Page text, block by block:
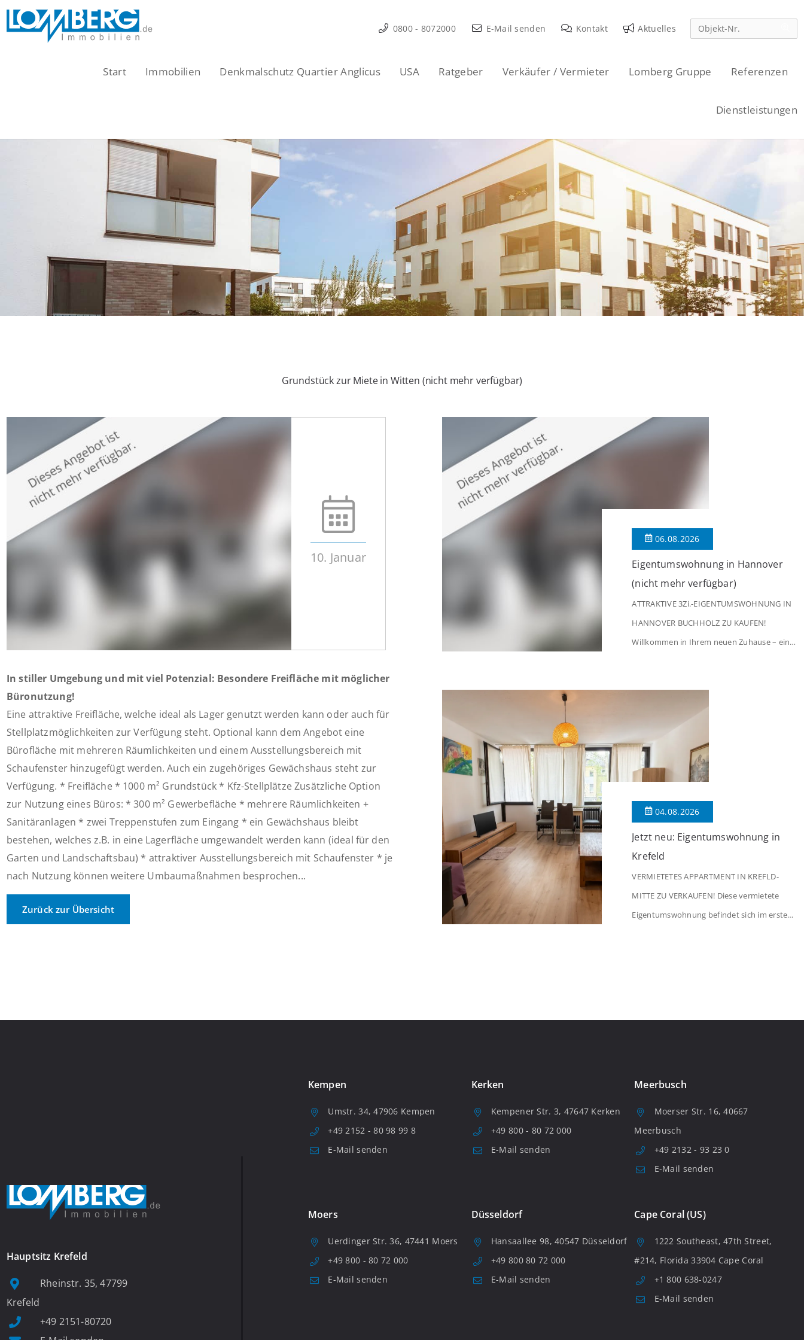
Zum
Inhalt
0800 - 8072000 E-Mail senden Kontakt Aktuelles
Start Immobilien Denkmalschutz Quartier Anglicus USA Ratgeber Verkäufer / Vermieter Lomberg Gruppe Referenzen
Dienstleistungen
Grundstück zur Miete in Witten (nicht mehr verfügbar)
10. Januar
In stiller Umgebung und mit viel Potenzial: Besondere Freifläche mit möglicher
Büronutzung!
Eine attraktive Freifläche, welche ideal als Lager genutzt werden kann oder auch für
Stellplatzmöglichkeiten zur Verfügung steht. Optional kann dem Angebot eine
Bürofläche mit mehreren Räumlichkeiten und einem Ausstellungsbereich mit
Schaufenster hinzugefügt werden. Auch ein zugehöriges Gewächshaus steht zur
Verfügung. * Freifläche * 1000 m² Grundstück * Kfz-Stellplätze Zusätzliche Option
zur Nutzung eines Büros: * 300 m² Gewerbefläche * mehrere Räumlichkeiten +
Sanitäranlagen * zwei Treppenstufen zum Eingang * ein Gewächshaus bleibt
bestehen, welches z.B. in eine Lagerfläche umgewandelt werden kann (ideal für den
Garten und Landschaftsbau) * attraktiver Ausstellungsbereich mit Schaufenster * je
nach Nutzung können weitere Umbaumaßnahmen besprochen...
Zurück zur Übersicht
06.08.2026
Eigentumswohnung in Hannover
(nicht mehr verfügbar)
ATTRAKTIVE 3Zi.-EIGENTUMSWOHNUNG IN
HANNOVER BUCHHOLZ ZU KAUFEN!
Willkommen in Ihrem neuen Zuhause – einer
empfängt Sie herzlich und macht Lust auf
begeistert mit einem breiten Fenster, viel
Tageslicht und Blick ins satte Grün der
04.08.2026
Jetzt neu: Eigentumswohnung in
Krefeld
VERMIETETES APPARTMENT IN KREFLD-
MITTE ZU VERKAUFEN! Diese vermietete
Eigentumswohnung befindet sich im ersten
Hauptsitz Krefeld
Rheinstr. 35, 47799
Krefeld
+49 2151-80720
Kempen
Umstr. 34, 47906 Kempen
+49 2152 - 80 98 99 8
E-Mail senden
Kerken
Kempener Str. 3, 47647 Kerken
+49 800 - 80 72 000
E-Mail senden
Meerbusch
Moerser Str. 16, 40667
Meerbusch
+49 2132 - 93 23 0
E-Mail senden
Moers
Uerdinger Str. 36, 47441 Moers
+49 800 - 80 72 000
E-Mail senden
Düsseldorf
Hansaallee 98, 40547 Düsseldorf
+49 800 80 72 000
E-Mail senden
Cape Coral (US)
1222 Southeast, 47th Street,
#214, Florida 33904 Cape Coral
+1 800 638-0247
E-Mail senden